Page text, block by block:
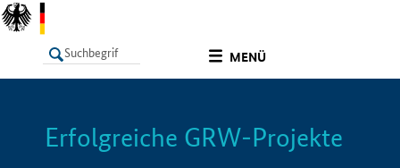
MENÜ
LISTE Info
Erfolgreiche GRW-Projekte